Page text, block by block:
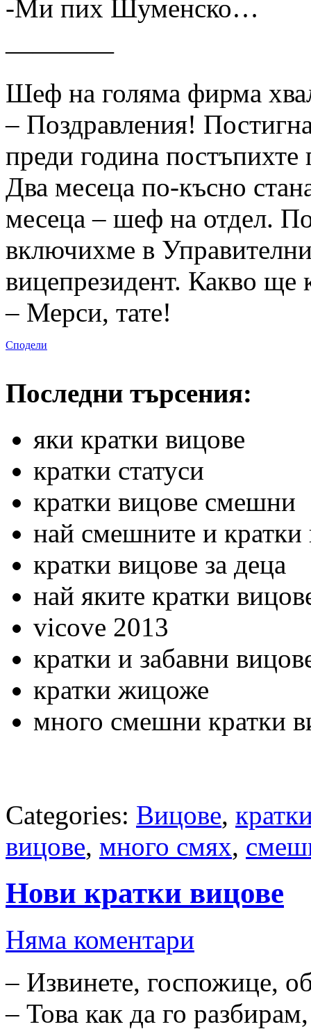
-Ми пих Шуменско…
————
Шеф на голяма фирма
– Поздравления!
преди година
Два месеца по-късно
месеца – шеф на отдел.
включихме в
вицепрезидент. Какво ще
– Мерси, тате!
Сподели
Последни търсения:
яки кратки вицове
кратки статуси
кратки вицове смешни
най смешните и кратки
кратки вицове за деца
най яките кратки
vicove 2013
кратки и забавни
кратки жицоже
много смешни кратки
Categories: Вицове,
вицове, много смях,
Нови кратки вицове
Няма коментари
– Извинете, госпожице,
– Това как да го